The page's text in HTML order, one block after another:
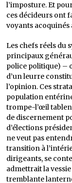
l’imposture. Et
ces décideurs ont
voyants acoquinés
Les chefs réels du
principaux
police politique) –
d’un leurre
l’opinion. Ces
population
trompe-l’œil
de discernement
d’élections
ne veut pas
transition à
dirigeants, se
admettrait la
tremblante